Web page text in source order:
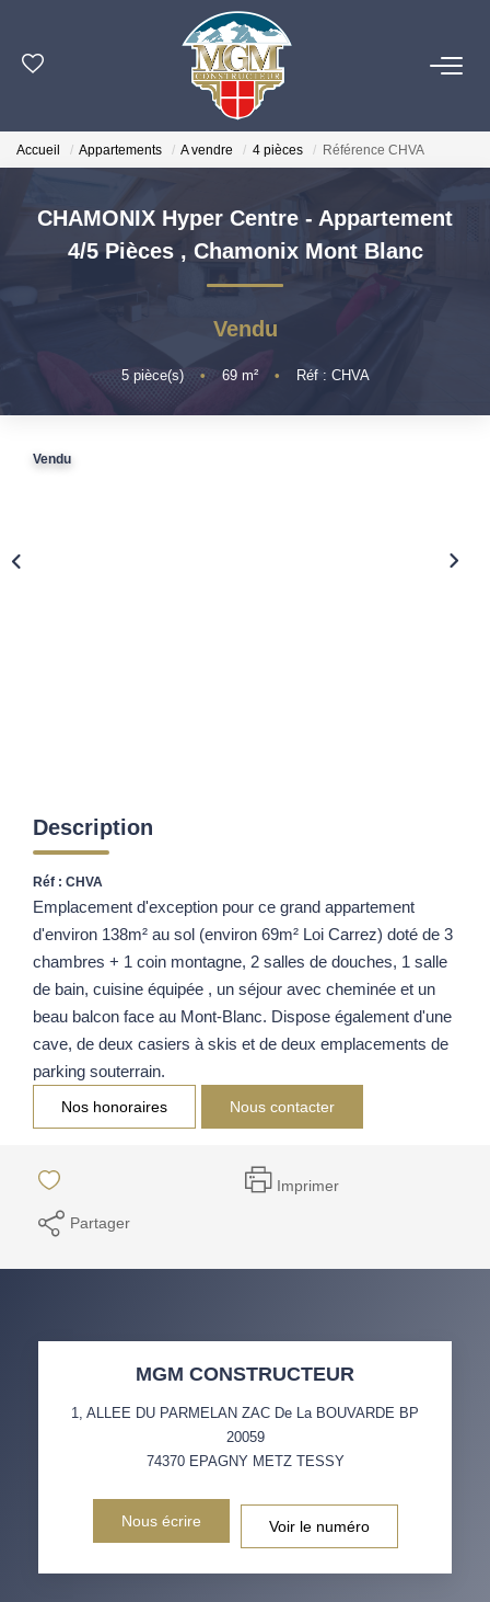
ACHETER
PROGRAMMES NEUFS
OUTILS
Accueil Appartements A vendre 4 pièces Référence CHVA
CHAMONIX Hyper Centre - Appartement
4/5 Pièces , Chamonix Mont Blanc
Vendu
5pièce(s) • 69m² • Réf : CHVA
Vendu
Description
Réf : CHVA
Emplacement d'exception pour ce grand appartement
d'environ 138m² au sol (environ 69m² Loi Carrez) doté de 3
chambres + 1 coin montagne, 2 salles de douches, 1 salle
de bain, cuisine équipée , un séjour avec cheminée et un
beau balcon face au Mont-Blanc. Dispose également d'une
cave, de deux casiers à skis et de deux emplacements de
parking souterrain.
Nos honoraires Nous contacter
Imprimer
Partager
MGM CONSTRUCTEUR
1, ALLEE DU PARMELAN ZAC De La BOUVARDE BP
20059
74370 EPAGNY METZ TESSY
Nous écrire Voir le numéro